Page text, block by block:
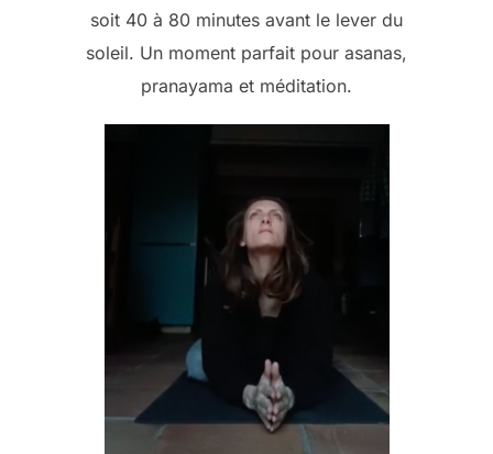
soit 40 à 80 minutes avant le lever du
soleil. Un moment parfait pour asanas,
pranayama et méditation.